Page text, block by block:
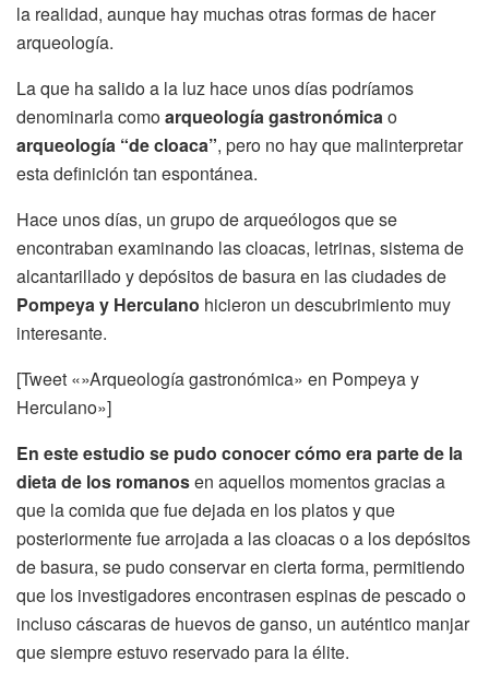
la realidad, aunque hay muchas otras formas de hacer
arqueología.
La que ha salido a la luz hace unos días podríamos
denominarla comoarqueología gastronómicao
arqueología “de cloaca”, pero no hay que malinterpretar
esta definición tan espontánea.
Hace unos días, un grupo de arqueólogos que se
encontraban examinando las cloacas, letrinas, sistema de
alcantarillado y depósitos de basura en las ciudades de
Pompeya y Herculano hicieron un descubrimiento muy
interesante.
[Tweet «»Arqueología gastronómica» en Pompeya y
Herculano»]
En este estudio se pudo conocer cómo era parte de la
dieta de los romanosen aquellos momentos gracias a
que la comida que fue dejada en los platos y que
posteriormente fue arrojada a las cloacas o a los depósitos
de basura, se pudo conservar en cierta forma, permitiendo
que los investigadores encontrasen espinas de pescado o
incluso cáscaras de huevos de ganso, un auténtico manjar
que siempre estuvo reservado para la élite.